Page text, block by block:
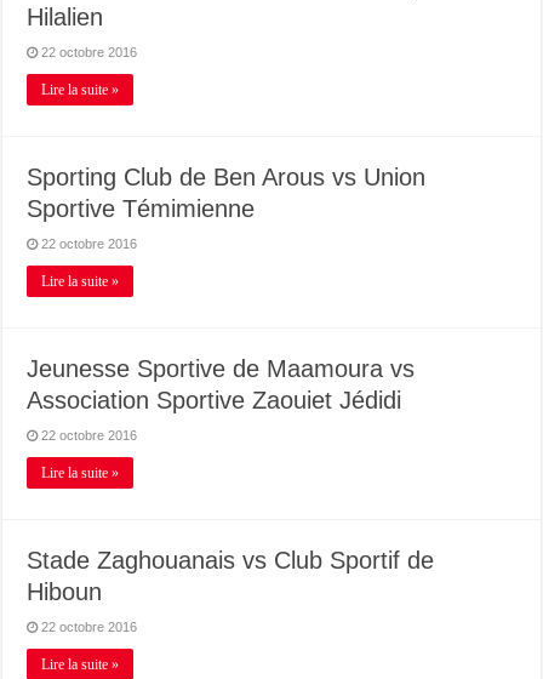
Hilalien
22 octobre 2016
Lire la suite »
Sporting Club de Ben Arous vs Union
Sportive Témimienne
22 octobre 2016
Lire la suite »
Jeunesse Sportive de Maamoura vs
Association Sportive Zaouiet Jédidi
22 octobre 2016
Lire la suite »
Stade Zaghouanais vs Club Sportif de
Hiboun
22 octobre 2016
Lire la suite »